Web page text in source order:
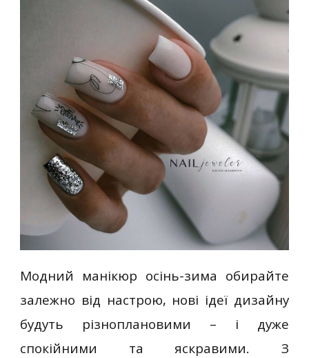
Модний манікюр осінь-зима обирайте
залежно від настрою, нові ідеї дизайну
будуть різноплановими – і дуже
спокійними та яскравими. З